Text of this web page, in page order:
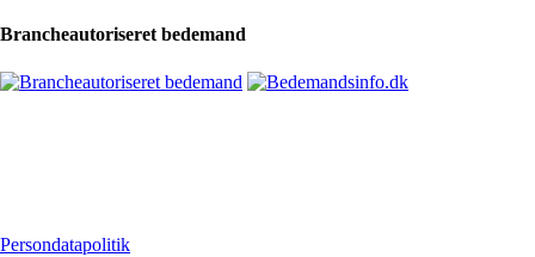
Brancheautoriseret bedemand
Persondatapolitik